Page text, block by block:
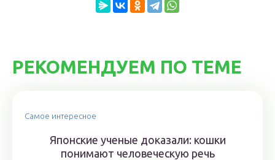
РЕКОМЕНДУЕМ ПО ТЕМЕ
Самое интересное
Японские ученые доказали: кошки
понимают человеческую речь